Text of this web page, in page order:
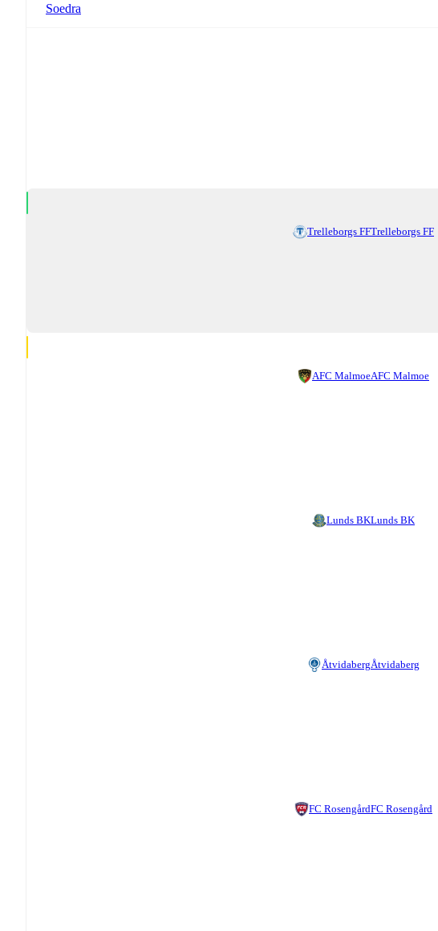
Soedra
Trelleborgs FFTrelleborgs FF
AFC MalmoeAFC Malmoe
Lunds BKLunds BK
ÅtvidabergÅtvidaberg
FC RosengårdFC Rosengård